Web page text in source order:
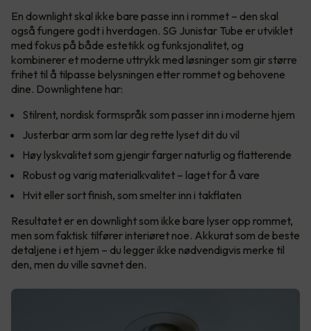
En downlight skal ikke bare passe inn i rommet – den skal
også fungere godt i hverdagen. SG Junistar Tube er utviklet
med fokus på både estetikk og funksjonalitet, og
kombinerer et moderne uttrykk med løsninger som gir større
frihet til å tilpasse belysningen etter rommet og behovene
dine. Downlightene har:
Stilrent, nordisk formspråk som passer inn i moderne hjem
Justerbar arm som lar deg rette lyset dit du vil
Høy lyskvalitet som gjengir farger naturlig og flatterende
Robust og varig materialkvalitet – laget for å vare
Hvit eller sort finish, som smelter inn i takflaten
Resultatet er en downlight som ikke bare lyser opp rommet,
men som faktisk tilfører interiøret noe. Akkurat som de beste
detaljene i et hjem – du legger ikke nødvendigvis merke til
den, men du ville savnet den.